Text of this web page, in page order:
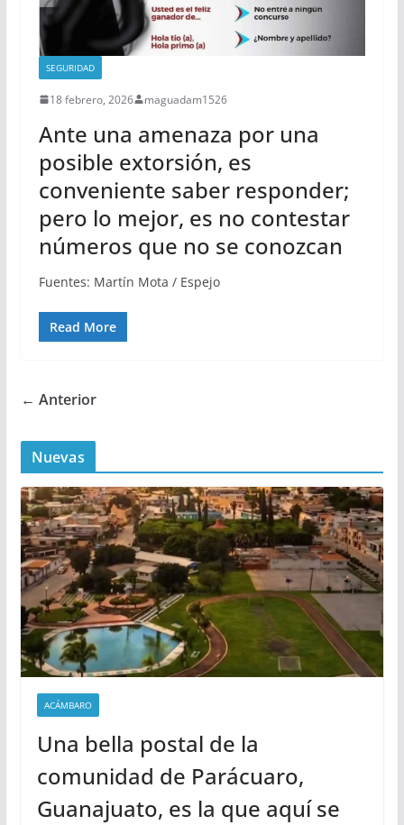
SEGURIDAD
18 febrero, 2026 maguadam1526
Ante una amenaza por una
posible extorsión, es
conveniente saber responder;
pero lo mejor, es no contestar
números que no se conozcan
Fuentes: Martín Mota / Espejo
Read More
← Anterior
Nuevas
ACÁMBARO
Una bella postal de la
comunidad de Parácuaro,
Guanajuato, es la que aquí se